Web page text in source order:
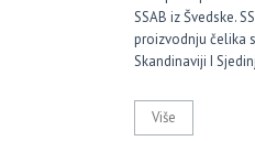
SSAB iz Švedske.
proizvodnju čelika
Skandinaviji I
Više